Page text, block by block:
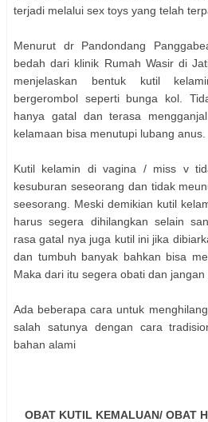
terjadi melalui sex toys yang telah
Menurut dr Pandondang
bedah dari klinik Rumah Wasir di
menjelaskan bentuk kutil
bergerombol seperti bunga kol.
hanya gatal dan terasa
kelamaan bisa menutupi lubang anus.
Kutil kelamin di vagina / miss v
kesuburan seseorang dan tidak
seesorang. Meski demikian kutil
harus segera dihilangkan selain
rasa gatal nya juga kutil ini jika
dan tumbuh banyak bahkan bisa
Maka dari itu segera obati dan jangan
Ada beberapa cara untuk
salah satunya dengan cara
bahan alami
OBAT KUTIL KEMALUAN/ OBAT